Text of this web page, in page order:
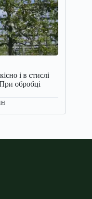
і в стислі
обробці